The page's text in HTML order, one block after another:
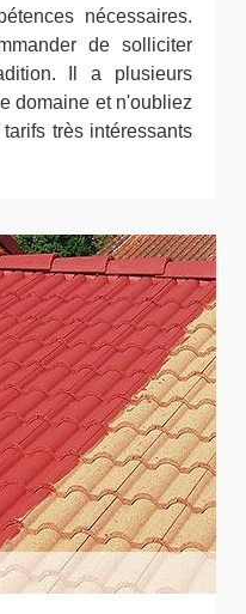
nécessaires.
de solliciter
Il a plusieurs
domaine et n'oubliez
très intéressants